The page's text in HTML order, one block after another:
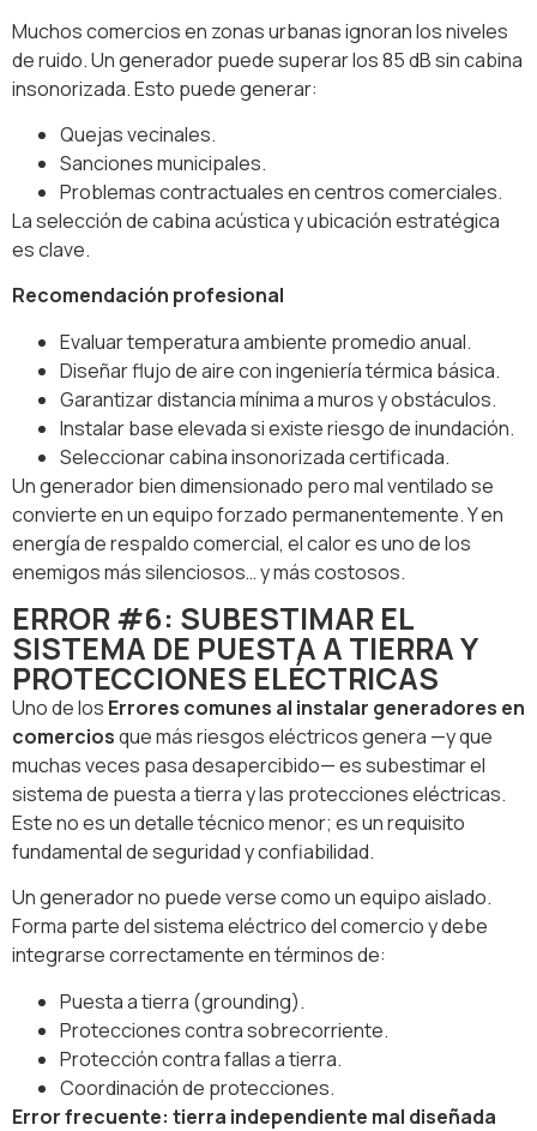
Muchos comercios en zonas urbanas ignoran los niveles
de ruido. Un generador puede superar los 85 dB sin cabina
insonorizada. Esto puede generar:
Quejas vecinales.
Sanciones municipales.
Problemas contractuales en centros comerciales.
La selección de cabina acústica y ubicación estratégica
es clave.
Recomendación profesional
Evaluar temperatura ambiente promedio anual.
Diseñar flujo de aire con ingeniería térmica básica.
Garantizar distancia mínima a muros y obstáculos.
Instalar base elevada si existe riesgo de inundación.
Seleccionar cabina insonorizada certificada.
Un generador bien dimensionado pero mal ventilado se
convierte en un equipo forzado permanentemente. Y en
energía de respaldo comercial, el calor es uno de los
enemigos más silenciosos… y más costosos.
ERROR #6: SUBESTIMAR EL
SISTEMA DE PUESTA A TIERRA Y
PROTECCIONES ELÉCTRICAS
Uno de los Errores comunes al instalar generadores en
comerciosque más riesgos eléctricos genera —y que
muchas veces pasa desapercibido— es subestimar el
sistema de puesta a tierra y las protecciones eléctricas.
Este no es un detalle técnico menor; es un requisito
fundamental de seguridad y confiabilidad.
Un generador no puede verse como un equipo aislado.
Forma parte del sistema eléctrico del comercio y debe
integrarse correctamente en términos de:
Puesta a tierra (grounding).
Protecciones contra sobrecorriente.
Protección contra fallas a tierra.
Coordinación de protecciones.
Error frecuente: tierra independiente mal diseñada